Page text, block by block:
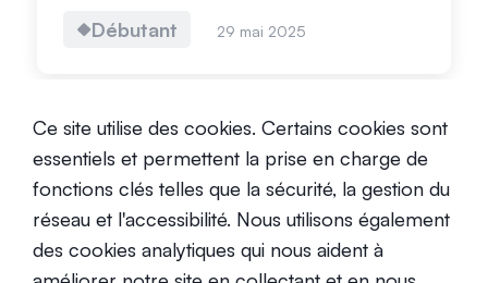
Débutant 29 mai 2025
Comment prendre sa retraite
jeune ?
Ce site utilise des cookies. Certains cookies sont
essentiels et permettent la prise en charge de
fonctions clés telles que la sécurité, la gestion du
réseau et l'accessibilité. Nous utilisons également
des cookies analytiques qui nous aident à